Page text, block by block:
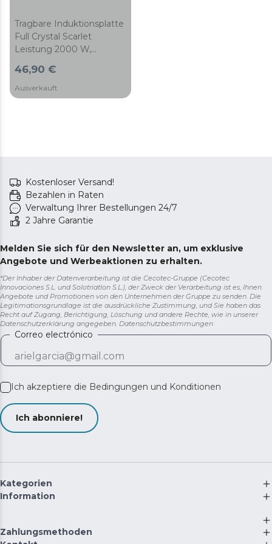
Tragbare Induktionsplatte
Full Crystal Scarlet
Leistung 2000 W,
voreingestellte
Programme, Timer,
Bratpfannen bis zu 28 cm
46,90 €
Ausverkauft
Kostenloser Versand!
Bezahlen in Raten
Verwaltung Ihrer Bestellungen 24/7
2 Jahre Garantie
Melden Sie sich für den Newsletter an, um exklusive
Angebote und Werbeaktionen zu erhalten.
*Der Inhaber der Datenverarbeitung ist die Cecotec-Gruppe (Cecotec
Innovaciones S.L. und Solotriatlon S.L.), der Zweck der Verarbeitung ist es, Ihnen
Angebote und Promotionen von den Unternehmen der Gruppe zu senden. Die
Legitimationsgrundlage ist die ausdrückliche Zustimmung, und Sie haben das
Recht auf Zugang, Berichtigung, Löschung und andere Rechte, wie in unserer
Datenschutzerklärung angegeben. Datenschutzbestimmungen
Correo electrónico
Ich akzeptiere die Bedingungen und Konditionen
Ich abonniere!
Kategorien
Information
Zahlungsmethoden